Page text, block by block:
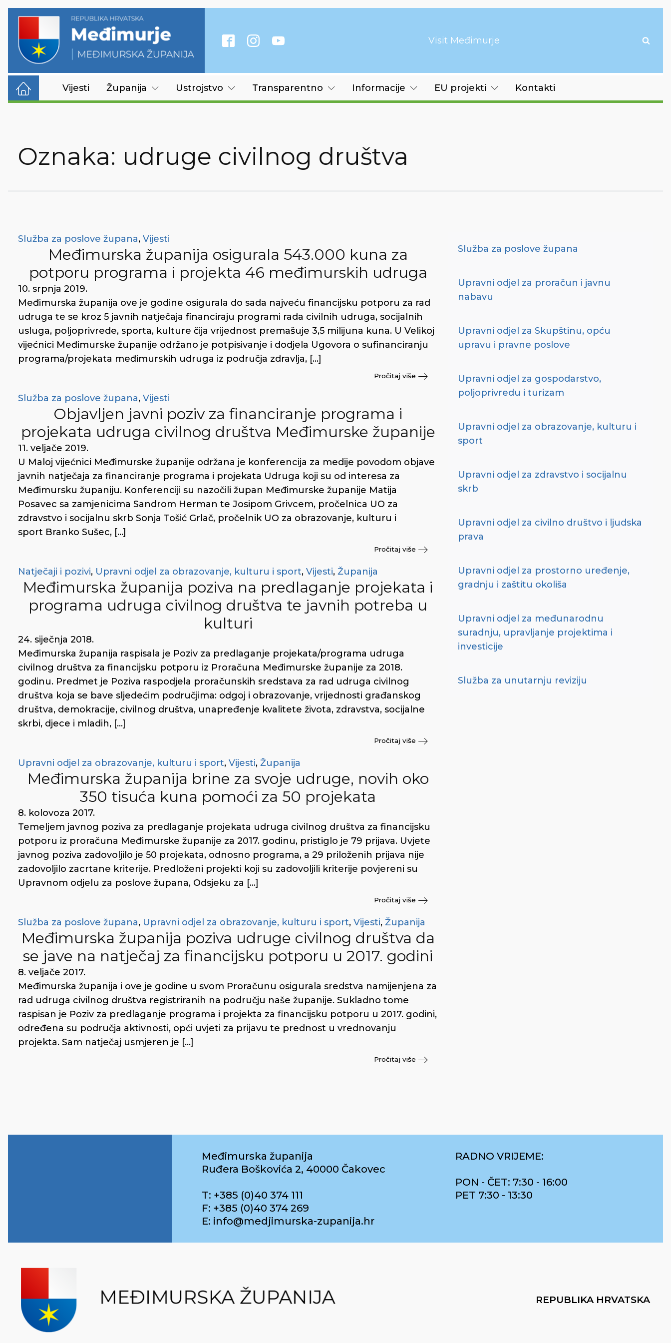
Visit Međimurje
Vijesti Županija Ustrojstvo Transparentno Informacije EU projekti Kontakti
Oznaka: udruge civilnog društva
Služba za poslove župana, Vijesti
Međimurska županija osigurala 543.000 kuna za
potporu programa i projekta 46 međimurskih udruga
10. srpnja 2019.
Međimurska županija ove je godine osigurala do sada najveću financijsku potporu za rad
udruga te se kroz 5 javnih natječaja financiraju programi rada civilnih udruga, socijalnih
usluga, poljoprivrede, sporta, kulture čija vrijednost premašuje 3,5 milijuna kuna. U Velikoj
vijećnici Međimurske županije održano je potpisivanje i dodjela Ugovora o sufinanciranju
programa/projekata međimurskih udruga iz područja zdravlja, […]
Pročitaj više
Služba za poslove župana, Vijesti
Objavljen javni poziv za financiranje programa i
projekata udruga civilnog društva Međimurske županije
11. veljače 2019.
U Maloj vijećnici Međimurske županije održana je konferencija za medije povodom objave
javnih natječaja za financiranje programa i projekata Udruga koji su od interesa za
Međimursku županiju. Konferenciji su nazočili župan Međimurske županije Matija
Posavec sa zamjenicima Sandrom Herman te Josipom Grivcem, pročelnica UO za
zdravstvo i socijalnu skrb Sonja Tošić Grlač, pročelnik UO za obrazovanje, kulturu i
sport Branko Sušec, […]
Pročitaj više
Natječaji i pozivi, Upravni odjel za obrazovanje, kulturu i sport, Vijesti, Županija
Međimurska županija poziva na predlaganje projekata i
programa udruga civilnog društva te javnih potreba u
kulturi
24. siječnja 2018.
Međimurska županija raspisala je Poziv za predlaganje projekata/programa udruga
civilnog društva za financijsku potporu iz Proračuna Međimurske županije za 2018.
godinu. Predmet je Poziva raspodjela proračunskih sredstava za rad udruga civilnog
društva koja se bave sljedećim područjima: odgoj i obrazovanje, vrijednosti građanskog
društva, demokracije, civilnog društva, unapređenje kvalitete života, zdravstva, socijalne
skrbi, djece i mladih, […]
Pročitaj više
Upravni odjel za obrazovanje, kulturu i sport, Vijesti, Županija
Međimurska županija brine za svoje udruge, novih oko
350 tisuća kuna pomoći za 50 projekata
8. kolovoza 2017.
Temeljem javnog poziva za predlaganje projekata udruga civilnog društva za financijsku
potporu iz proračuna Međimurske županije za 2017. godinu, pristiglo je 79 prijava. Uvjete
javnog poziva zadovoljilo je 50 projekata, odnosno programa, a 29 priloženih prijava nije
zadovoljilo zacrtane kriterije. Predloženi projekti koji su zadovoljili kriterije povjereni su
Upravnom odjelu za poslove župana, Odsjeku za […]
Pročitaj više
Služba za poslove župana, Upravni odjel za obrazovanje, kulturu i sport, Vijesti, Županija
Međimurska županija poziva udruge civilnog društva da
se jave na natječaj za financijsku potporu u 2017. godini
8. veljače 2017.
Međimurska županija i ove je godine u svom Proračunu osigurala sredstva namijenjena za
rad udruga civilnog društva registriranih na području naše županije. Sukladno tome
raspisan je Poziv za predlaganje programa i projekta za financijsku potporu u 2017. godini,
određena su područja aktivnosti, opći uvjeti za prijavu te prednost u vrednovanju
projekta. Sam natječaj usmjeren je […]
Pročitaj više
Služba za poslove župana
Upravni odjel za proračun i javnu
nabavu
Upravni odjel za Skupštinu, opću
upravu i pravne poslove
Upravni odjel za gospodarstvo,
poljoprivredu i turizam
Upravni odjel za obrazovanje, kulturu i
sport
Upravni odjel za zdravstvo i socijalnu
skrb
Upravni odjel za civilno društvo i ljudska
prava
Upravni odjel za prostorno uređenje,
gradnju i zaštitu okoliša
Upravni odjel za međunarodnu
suradnju, upravljanje projektima i
investicije
Služba za unutarnju reviziju
Međimurska županija
Ruđera Boškovića 2, 40000 Čakovec
T: +385 (0)40 374 111
F: +385 (0)40 374 269
E: info@medjimurska-zupanija.hr
RADNO VRIJEME:
PON - ČET: 7:30 - 16:00
PET 7:30 - 13:30
REPUBLIKA HRVATSKA